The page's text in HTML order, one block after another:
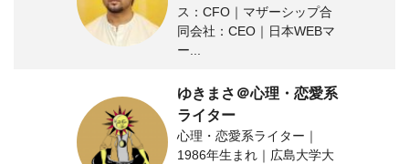
ス：CFO｜マザーシップ合
同会社：CEO｜日本WEBマ
ー...
ゆきまさ＠心理・恋愛系
ライター
心理・恋愛系ライター｜
1986年生まれ｜広島大学大